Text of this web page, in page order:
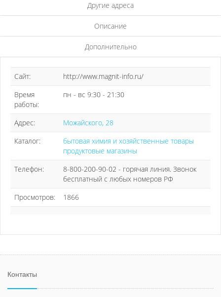
Другие адреса
Описание
Дополнительно
Сайт:
http://www.magnit-info.ru/
Время
работы:
пн - вс 9:30 - 21:30
Адрес:
Можайского, 28
Каталог:
бытовая химия и хозяйственные товары
продуктовые магазины
Телефон:
8-800-200-90-02 - горячая линия. Звонок
бесплатный с любых номеров РФ
Просмотров:
1866
Контакты